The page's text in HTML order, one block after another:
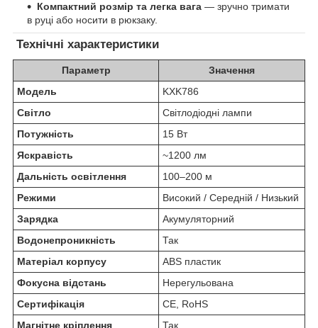
Компактний розмір та легка вага — зручно тримати
в руці або носити в рюкзаку.
Технічні характеристики
Параметр
Значення
Модель
KXK786
Світло
Світлодіодні лампи
Потужність
15 Вт
Яскравість
~1200 лм
Дальність освітлення
100–200 м
Режими
Високий / Середній / Низький
Зарядка
Акумуляторний
Водонепроникність
Так
Матеріал корпусу
ABS пластик
Фокусна відстань
Нерегульована
Сертифікація
CE, RoHS
Магнітне кріплення
Так